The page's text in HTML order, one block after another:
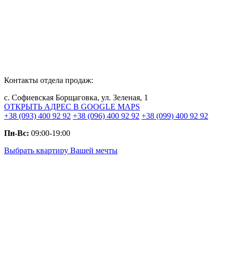
Контакты отдела продаж:
с. Софиевская Борщаговка, ул. Зеленая, 1
ОТКРЫТЬ АДРЕС В GOOGLE MAPS
+38 (093) 400 92 92 +38 (096) 400 92 92 +38 (099) 400 92 92
Пн-Вс: 09:00-19:00
Выбрать квартиру Вашей мечты